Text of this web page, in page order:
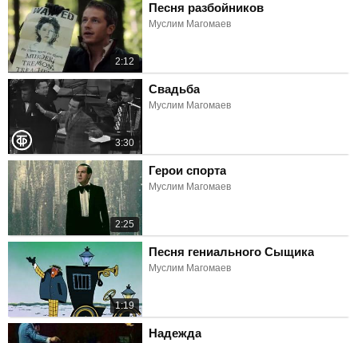
2:12
Песня разбойников
Муслим Магомаев
3:30
Свадьба
Муслим Магомаев
2:25
Герои спорта
Муслим Магомаев
1:19
Песня гениального Сыщика
Муслим Магомаев
Надежда